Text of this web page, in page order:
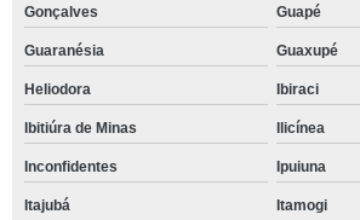
Gonçalves Guapé
Guaranésia Guaxupé
Heliodora Ibiraci
Ibitiúra de Minas Ilicínea
Inconfidentes Ipuiuna
Itajubá Itamogi